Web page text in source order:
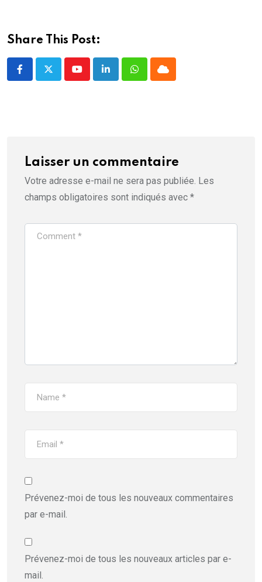
r
e
Share This Post:
YoutubeLinkedInWhatsappCloud
Laisser un commentaire
Votre adresse e-mail ne sera pas publiée. Les
champs obligatoires sont indiqués avec *
Prévenez-moi de tous les nouveaux commentaires
par e-mail.
Prévenez-moi de tous les nouveaux articles par e-
mail.